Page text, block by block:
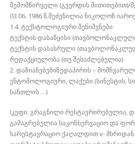
შემომწირველი (გვერდის
03.06. 1986 წ.შეძენილია ნიკოლოზ
1.4. ტექსტოლოგიური შენიშვნები
ტექსტის დასაწყისი
ტექსტის დასასრული
რედაქციულობა (თუ შესაძლებელია)
2. დაზიანებებიზედაპირის –
ენტომოლოგიური, ლაქები (სინესტის,
სანთლის …)
Iკეფი: გრაგნილი რესტავრირებულია,
გამაგრებულია საკონსერვაციო და
სარესტავრაციო ქაღალდით v-